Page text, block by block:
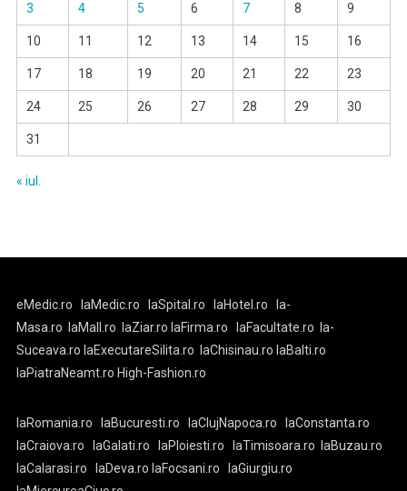
3 4 5 6 7 8 9
10 11 12 13 14 15 16
17 18 19 20 21 22 23
24 25 26 27 28 29 30
31
« iul.
eMedic.ro laMedic.ro laSpital.ro laHotel.ro
la-
Masa.ro
laMall.ro laZiar.ro laFirma.ro laFacultate.ro
la-
Suceava.ro laExecutareSilita.ro laChisinau.ro laBalti.ro
laPiatraNeamt.ro High-Fashion.ro
laRomania.ro laBucuresti.ro laClujNapoca.ro
laConstanta.ro
laCraiova.ro
laGalati.ro laPloiesti.ro laTimisoara.ro
laBuzau.ro
laCalarasi.ro
laDeva.ro laFocsani.ro
laGiurgiu.ro